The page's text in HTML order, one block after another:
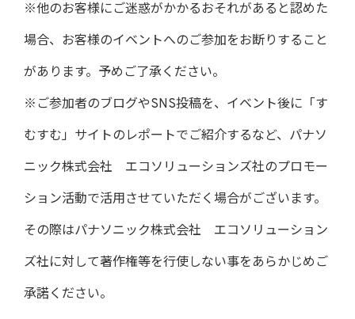
※他のお客様にご迷惑がかかるおそれがあると認めた
場合、お客様のイベントへのご参加をお断りすること
があります。予めご了承ください。
※ご参加者のブログやSNS投稿を、イベント後に「す
むすむ」サイトのレポートでご紹介するなど、パナソ
ニック株式会社 エコソリューションズ社のプロモー
ション活動で活用させていただく場合がございます。
その際はパナソニック株式会社 エコソリューション
ズ社に対して著作権等を行使しない事をあらかじめご
承諾ください。